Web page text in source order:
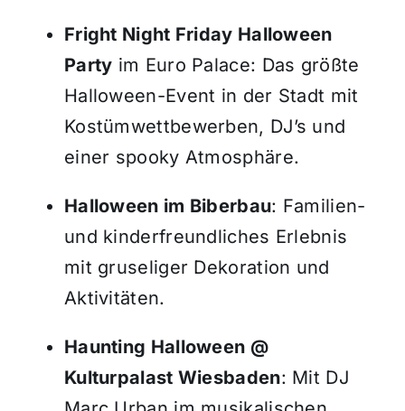
Fright Night Friday Halloween
Party im Euro Palace: Das größte
Halloween-Event in der Stadt mit
Kostümwettbewerben, DJ’s und
einer spooky Atmosphäre.
Halloween im Biberbau: Familien-
und kinderfreundliches Erlebnis
mit gruseliger Dekoration und
Aktivitäten.
Haunting Halloween @
Kulturpalast Wiesbaden: Mit DJ